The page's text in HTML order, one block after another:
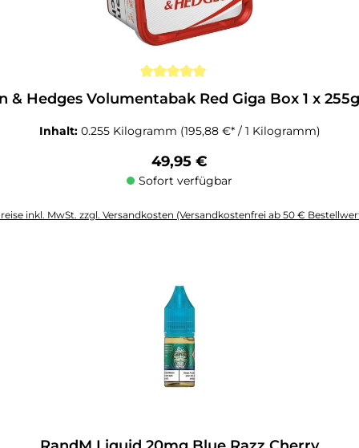
& Hedges Volumentabak Red Giga Box 1 x
Inhalt: 0.255 Kilogramm (195,88 €* / 1 Kilogramm)
Regulärer Preis:
49,95 €
Sofort verfügbar
inkl. MwSt. zzgl. Versandkosten (Versandkostenfrei ab 50 €